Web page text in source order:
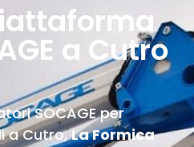
a Cutro
SOCAGE per
a Cutro,La Formica